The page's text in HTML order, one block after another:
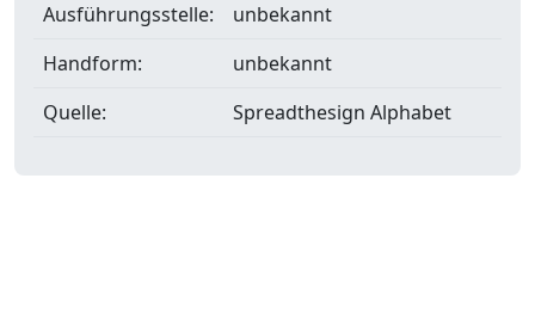
Ausführungsstelle:
unbekannt
Handform:
unbekannt
Quelle:
Spreadthesign Alphabet